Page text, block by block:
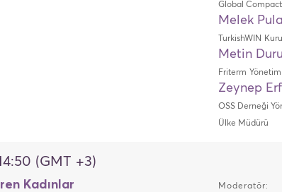
Global
Melek
TurkishWIN
Metin
Friterm
Zeynep
OSS Derneği
Ülke Müdürü
(GMT +3)
Kadınlar Moderatör: